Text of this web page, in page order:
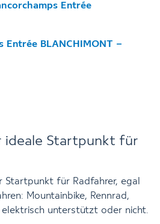
Entrée
Entrée BLANCHIMONT –
ideale Startpunkt für
Startpunkt für Radfahrer, egal
Mountainbike, Rennrad,
elektrisch unterstützt oder nicht.